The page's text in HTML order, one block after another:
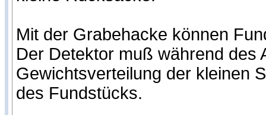
Mit der Grabehacke können
Der Detektor muß während des
Gewichtsverteilung der kleinen
des Fundstücks.